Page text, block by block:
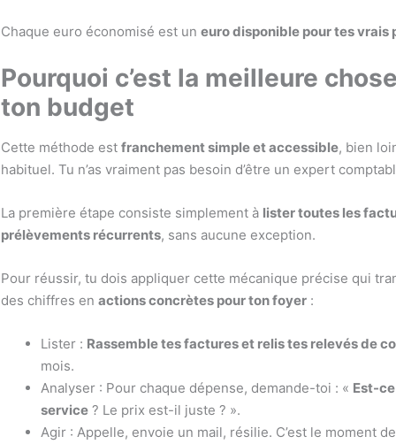
Chaque euro économisé est un euro disponible pour tes vrais
Pourquoi c’est la meilleure
ton budget
Cette méthode est franchement simple et accessible, bien
habituel. Tu n’as vraiment pas besoin d’être un expert
La première étape consiste simplement à lister toutes les
prélèvements récurrents, sans aucune exception.
Pour réussir, tu dois appliquer cette mécanique précise qui
des chiffres en actions concrètes pour ton foyer :
Lister : Rassemble tes factures et relis tes relevés de
mois.
Analyser : Pour chaque dépense, demande-toi : « Est-
service ? Le prix est-il juste ? ».
Agir : Appelle, envoie un mail, résilie. C’est le moment de